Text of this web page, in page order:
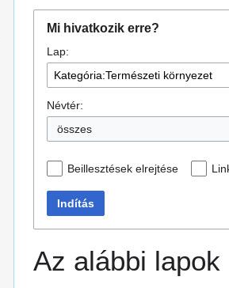
navigációhoz
kereséshez
Mi hivatkozik erre?
Lap:
Névtér:
összes
Beillesztések elrejtése
Indítás
Az alábbi